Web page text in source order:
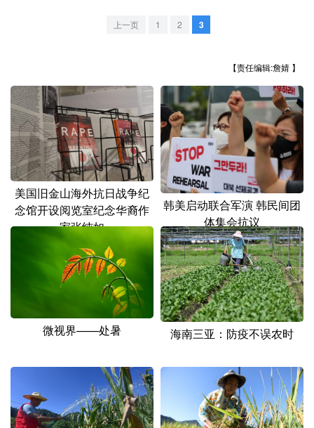
上一页 1 2 3
【责任编辑:詹婧 】
美国旧金山海外抗日战争纪
念馆开设阅览室纪念华裔作
家张纯如
韩美启动联合军演 韩民间团
体集会抗议
微视界——处暑 海南三亚：防疫不误农时